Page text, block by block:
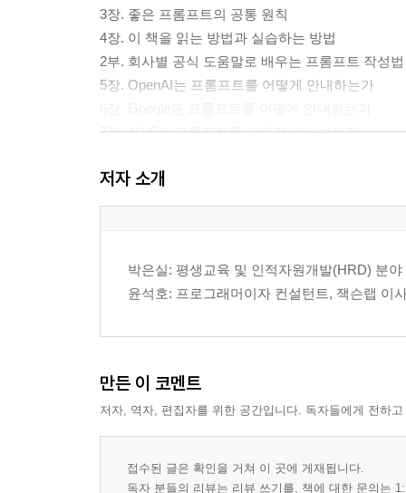
3장. 좋은 프롬프트의 공통 원칙
4장. 이 책을 읽는 방법과 실습하는 방법
2부. 회사별 공식 도움말로 배우는 프롬프트 작성법
5장. OpenAI는 프롬프트를 어떻게 안내하는가
7장. AWS는 프롬프트를 어떻게 안내하는가
9장. Anthropic은 프롬프트를 어떻게 안내하는가
10장. Meta는 프롬프트를 어떻게 안내하는가
12장. 글쓰기 프롬프트 훈련
13장. 분석 프롬프트 훈련
4부. 안전하게 활용하는 법
17장. 출처 표기와 공식 문서 활용 원칙
18장. 나만의 프롬프트 템플릿 만들기
에필로그
결국 중요한 것은 문장을 잘 쓰는 능력이다
저자 소개
박은실: 평생교육 및 인적자원개발(HRD) 분
윤석호: 프로그래머이자 컨설턴트, 잭슨랩 이
만든 이 코멘트
저자, 역자, 편집자를 위한 공간입니다. 독자들에게 전하
접수된 글은 확인을 거쳐 이 곳에 게재됩니다.
독자 분들의 리뷰는 리뷰 쓰기를, 책에 대한 문의는